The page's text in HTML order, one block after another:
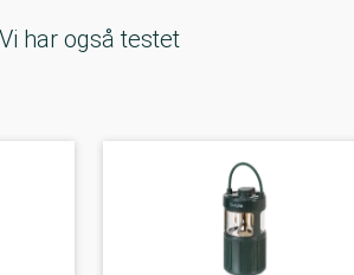
Vi har også testet